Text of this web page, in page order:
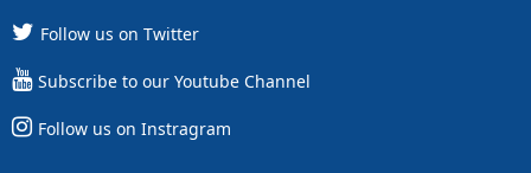
Follow us on Twitter
Subscribe to our Youtube Channel
Follow us on Instragram